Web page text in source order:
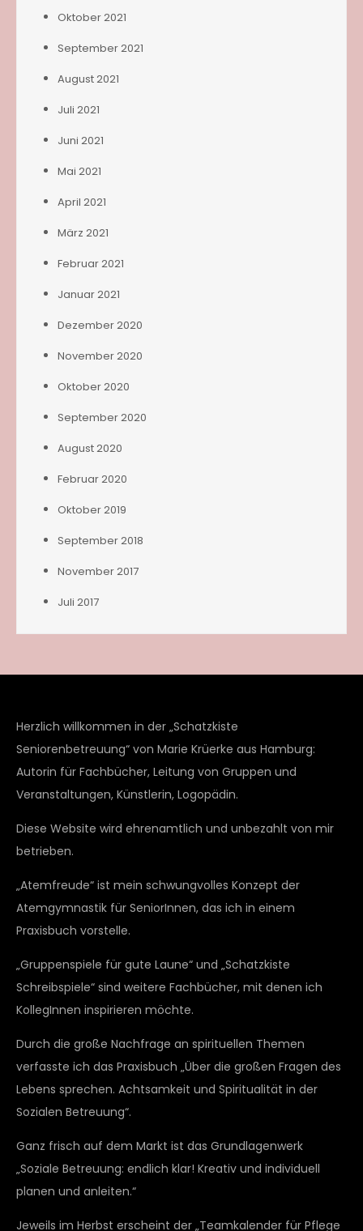
Oktober 2021
September 2021
August 2021
Juli 2021
Juni 2021
Mai 2021
April 2021
März 2021
Februar 2021
Januar 2021
Dezember 2020
November 2020
Oktober 2020
September 2020
August 2020
Februar 2020
Oktober 2019
September 2018
November 2017
Juli 2017
Herzlich willkommen in der „Schatzkiste
Seniorenbetreuung“ von Marie Krüerke aus Hamburg:
Autorin für Fachbücher, Leitung von Gruppen und
Veranstaltungen, Künstlerin, Logopädin.
Diese Website wird ehrenamtlich und unbezahlt von mir
betrieben.
„Atemfreude“ ist mein schwungvolles Konzept der
Atemgymnastik für SeniorInnen, das ich in einem
Praxisbuch vorstelle.
„Gruppenspiele für gute Laune“ und „Schatzkiste
Schreibspiele“ sind weitere Fachbücher, mit denen ich
KollegInnen inspirieren möchte.
Durch die große Nachfrage an spirituellen Themen
verfasste ich das Praxisbuch „Über die großen Fragen des
Lebens sprechen. Achtsamkeit und Spiritualität in der
Sozialen Betreuung“.
Ganz frisch auf dem Markt ist das Grundlagenwerk
„Soziale Betreuung: endlich klar! Kreativ und individuell
planen und anleiten.“
Jeweils im Herbst erscheint der „Teamkalender für Pflege